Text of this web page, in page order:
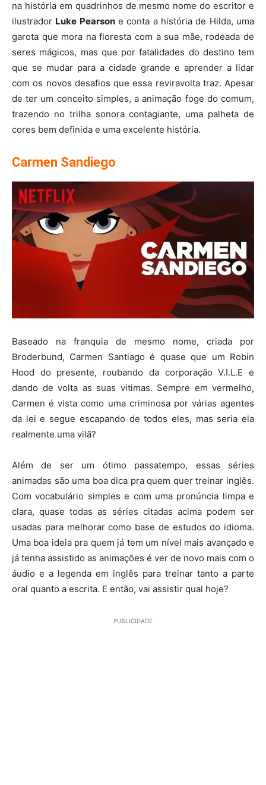
na história em quadrinhos de mesmo nome do escritor e
ilustrador Luke Pearsone conta a história de Hilda, uma
garota que mora na floresta com a sua mãe, rodeada de
seres mágicos, mas que por fatalidades do destino tem
que se mudar para a cidade grande e aprender a lidar
com os novos desafios que essa reviravolta traz. Apesar
de ter um conceito simples, a animação foge do comum,
trazendo no trilha sonora contagiante, uma palheta de
cores bem definida e uma excelente história.
Carmen Sandiego
Baseado na franquia de mesmo nome, criada por
Broderbund, Carmen Santiago é quase que um Robin
Hood do presente, roubando da corporação V.I.L.E e
dando de volta as suas vitimas. Sempre em vermelho,
Carmen é vista como uma criminosa por várias agentes
da lei e segue escapando de todos eles, mas seria ela
realmente uma vilã?
Além de ser um ótimo passatempo, essas séries
animadas são uma boa dica pra quem quer treinar inglês.
Com vocabulário simples e com uma pronúncia limpa e
clara, quase todas as séries citadas acima podem ser
usadas para melhorar como base de estudos do idioma.
Uma boa ideia pra quem já tem um nível mais avançado e
já tenha assistido as animações é ver de novo mais com o
áudio e a legenda em inglês para treinar tanto a parte
oral quanto a escrita. E então, vai assistir qual hoje?
PUBLICIDADE